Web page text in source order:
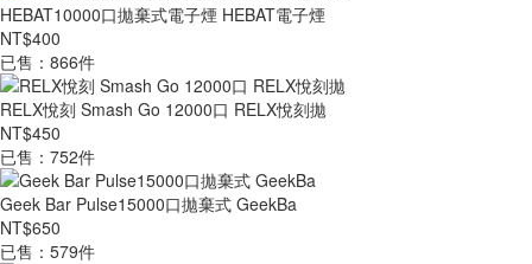
HEBAT10000口拋棄式電子煙 HEBAT電子煙
NT$400
已售：866件
RELX悅刻 Smash Go 12000口 RELX悅刻拋
NT$450
已售：752件
Geek Bar Pulse15000口拋棄式 GeekBa
NT$650
已售：579件